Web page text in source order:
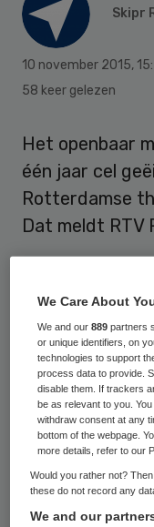
Skipr
10 november 2015,
58 keer gelezen
Het openbaar
één jaar cel
Rotterdamse
Dat meldt RTV
staan terecht.
jaar en komen
Volgens
zorg dan er
zo meldtRTV
overbleef
justitie. Het
voornamelijk
We Care About
We and our889 partners
or unique identifiers, on
technologies to support
process data to provide.
disable them. If trackers
be as relevant to you.
withdraw consent at any
bottom of the webpage.
more details, refer to our
Would you rather not?
these do not record any
We and our